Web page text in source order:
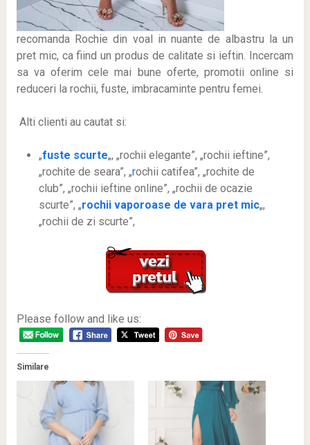
recomanda Rochie din voal in nuante de albastru la un
pret mic, ca fiind un produs de calitate si ieftin. Incercam
sa va oferim cele mai bune oferte, promotii online si
reduceri la rochii, fuste, imbracaminte pentru femei.
Alti clienti au cautat si:
„fuste scurte„, „rochii elegante”, „rochii ieftine”,
„rochite de seara”, „rochii catifea”, „rochite de
club”, „rochii ieftine online”, „rochii de ocazie
scurte”, „rochii vaporoase de vara pret mic„,
„rochii de zi scurte”,
Please follow and like us:
Similare